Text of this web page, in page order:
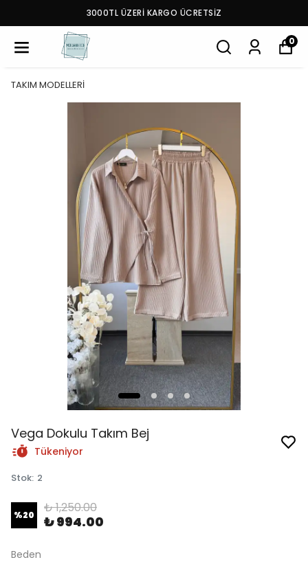
3000TL ÜZERİ KARGO ÜCRETSİZ
0
TAKIM MODELLERİ
Vega Dokulu Takım Bej
Tükeniyor
Stok: 2
%20 ₺ 1,250.00
₺ 994.00
Beden